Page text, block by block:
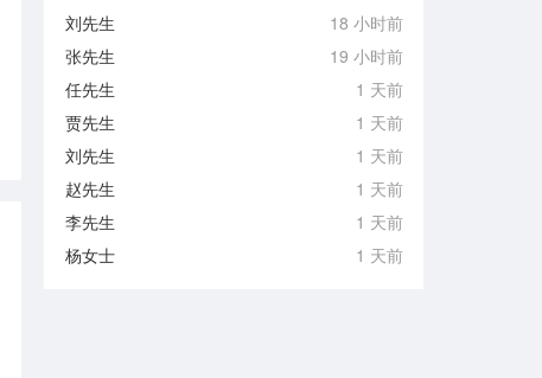
刘先生
18 小时前
张先生
19 小时前
任先生
1 天前
贾先生
1 天前
刘先生
1 天前
赵先生
1 天前
李先生
1 天前
杨女士
1 天前